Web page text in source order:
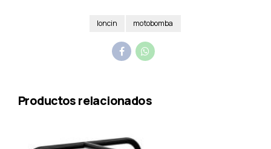
loncin motobomba
Productos relacionados